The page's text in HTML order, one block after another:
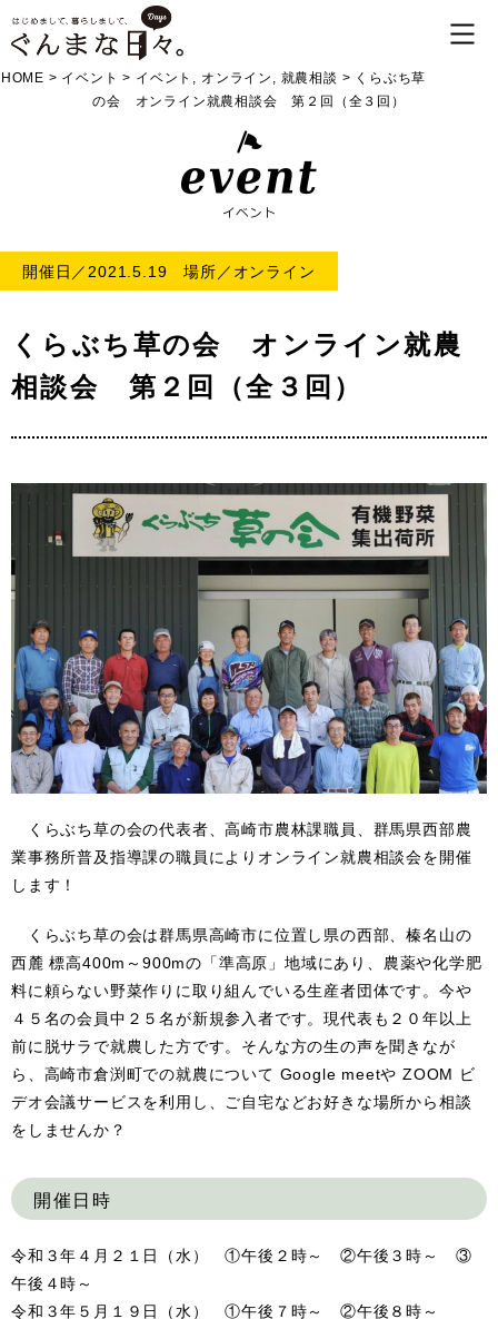
HOME > イベント > イベント , オンライン , 就農相談 > くらぶち草
の会 オンライン就農相談会 第２回（全３回）
開催日／2021.5.19 場所／オンライン
くらぶち草の会 オンライン就農
相談会 第２回（全３回）
くらぶち草の会の代表者、高崎市農林課職員、群馬県西部農
業事務所普及指導課の職員によりオンライン就農相談会を開催
します！
くらぶち草の会は群馬県高崎市に位置し県の西部、榛名山の
西麓 標高400m～900mの「準高原」地域にあり、農薬や化学肥
料に頼らない野菜作りに取り組んでいる生産者団体です。今や
４５名の会員中２５名が新規参入者です。現代表も２０年以上
前に脱サラで就農した方です。そんな方の生の声を聞きなが
ら、高崎市倉渕町での就農について Google meetや ZOOM ビ
デオ会議サービスを利用し、ご自宅などお好きな場所から相談
をしませんか？
開催日時
令和３年４月２１日（水） ①午後２時～ ②午後３時～ ③
午後４時～
令和３年５月１９日（水） ①午後７時～ ②午後８時～